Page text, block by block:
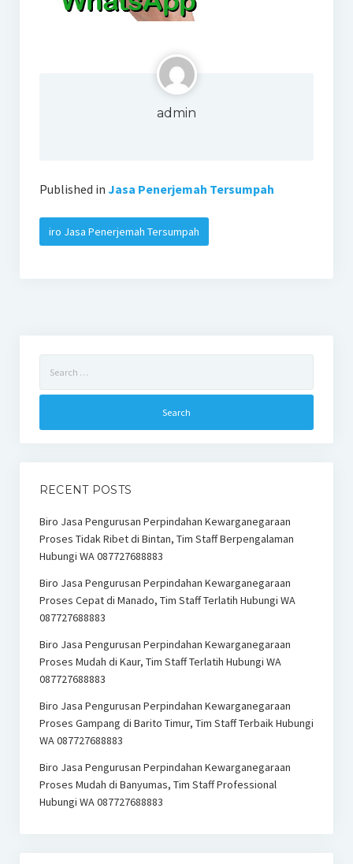
admin
Published in Jasa Penerjemah Tersumpah
iro Jasa Penerjemah Tersumpah
for:
RECENT POSTS
Biro Jasa Pengurusan Perpindahan Kewarganegaraan
Proses Tidak Ribet di Bintan, Tim Staff Berpengalaman
Hubungi WA 087727688883
Biro Jasa Pengurusan Perpindahan Kewarganegaraan
Proses Cepat di Manado, Tim Staff Terlatih Hubungi WA
087727688883
Biro Jasa Pengurusan Perpindahan Kewarganegaraan
Proses Mudah di Kaur, Tim Staff Terlatih Hubungi WA
087727688883
Biro Jasa Pengurusan Perpindahan Kewarganegaraan
Proses Gampang di Barito Timur, Tim Staff Terbaik Hubungi
WA 087727688883
Biro Jasa Pengurusan Perpindahan Kewarganegaraan
Proses Mudah di Banyumas, Tim Staff Professional
Hubungi WA 087727688883